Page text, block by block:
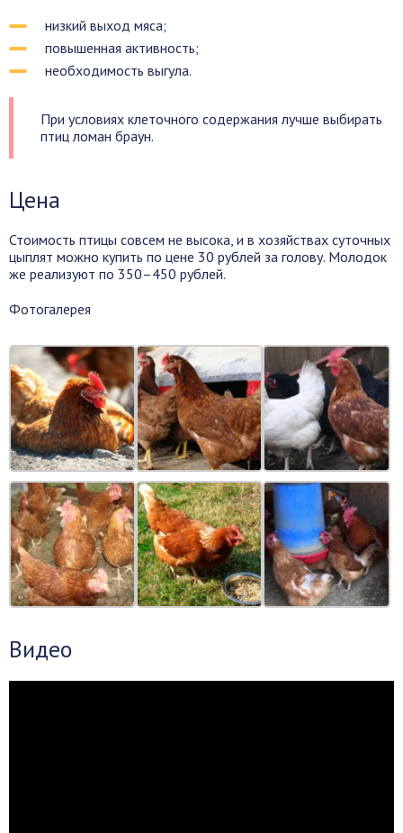
низкий выход мяса;
повышенная активность;
необходимость выгула.
При условиях клеточного содержания лучше выбирать
птиц ломан браун.
Цена
Стоимость птицы совсем не высока, и в хозяйствах суточных
цыплят можно купить по цене 30 рублей за голову. Молодок
же реализуют по 350–450 рублей.
Фотогалерея
Видео